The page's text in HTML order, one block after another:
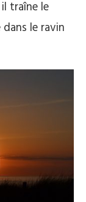
traîne le
le ravin